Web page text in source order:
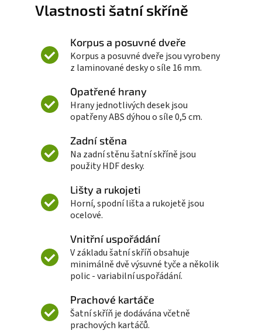
Vlastnosti šatní skříně
Korpus a posuvné dveře
Korpus a posuvné dveře jsou vyrobeny
z laminované desky o síle 16 mm.
Opatřené hrany
Hrany jednotlivých desek jsou
opatřeny ABS dýhou o síle 0,5 cm.
Zadní stěna
Na zadní stěnu šatní skříně jsou
použity HDF desky.
Lišty a rukojeti
Horní, spodní lišta a rukojetě jsou
ocelové.
Vnitřní uspořádání
V základu šatní skříň obsahuje
minimálně dvě výsuvné tyče a několik
polic - variabilní uspořádání.
Prachové kartáče
Šatní skříň je dodávána včetně
prachových kartáčů.